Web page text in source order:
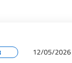
12/05/2026